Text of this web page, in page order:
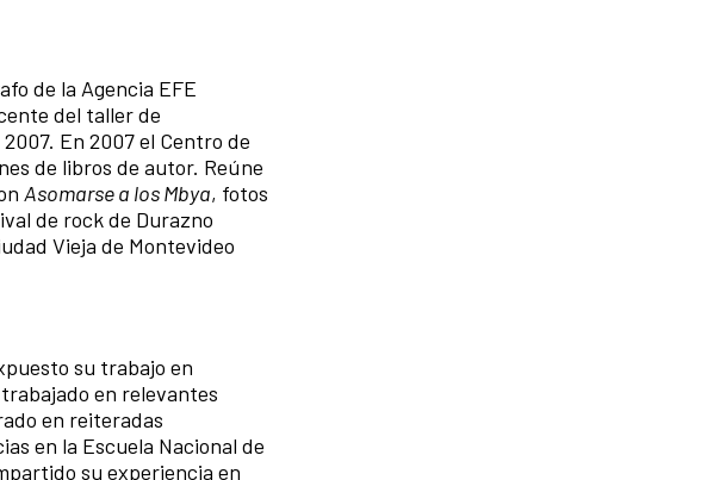
de la Agencia EFE
del taller de
En 2007 el Centro de
de libros de autor. Reúne
Asomarse a los Mbya, fotos
de rock de Durazno
Vieja de Montevideo
su trabajo en
en relevantes
en reiteradas
en la Escuela Nacional de
su experiencia en